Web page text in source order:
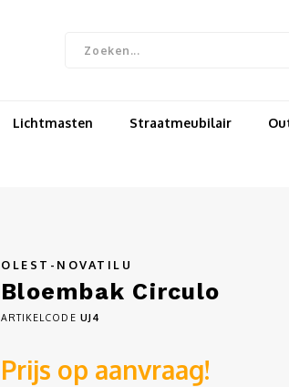
Lichtmasten Straatmeubilair
OLEST-NOVATILU
Bloembak Circulo
ARTIKELCODE UJ4
Prijs op aanvraag!